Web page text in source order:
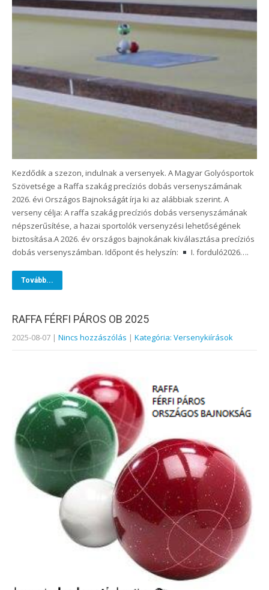
Kezdődik a szezon, indulnak a versenyek. A Magyar Golyósportok
Szövetsége a Raffa szakág precíziós dobás versenyszámának
2026. évi Országos Bajnokságát írja ki az alábbiak szerint. A
verseny célja: A raffa szakág precíziós dobás versenyszámának
népszerűsítése, a hazai sportolók versenyzési lehetőségének
biztosítása.A 2026. év országos bajnokának kiválasztása precíziós
dobás versenyszámban. Időpont és helyszín:
I. forduló2026….
Tovább...
RAFFA FÉRFI PÁROS OB 2025
2025-08-07 | Nincs hozzászólás | Kategória: Versenykiírások